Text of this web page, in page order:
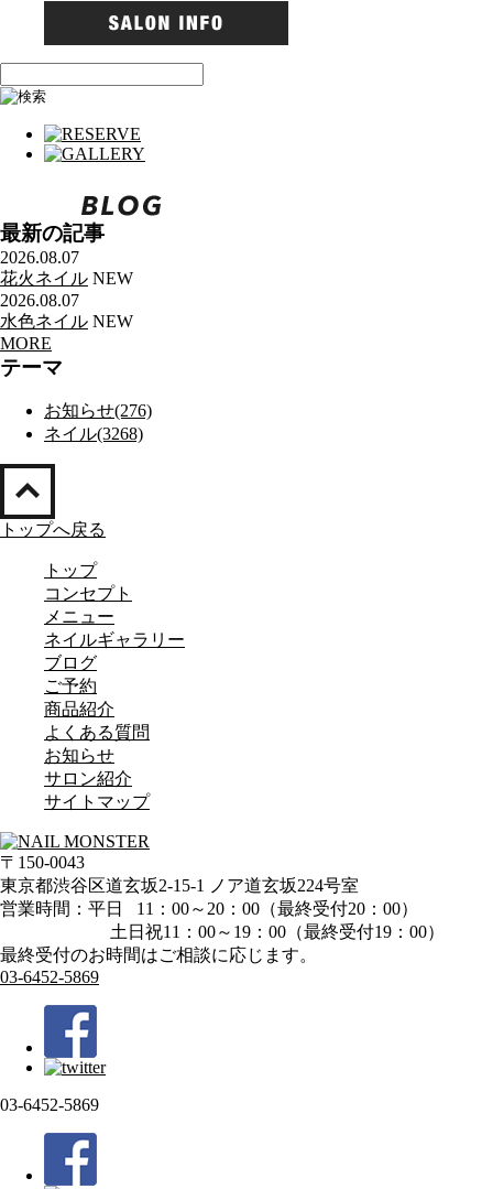
最新の記事
2026.08.07
花火ネイル NEW
2026.08.07
水色ネイル NEW
MORE
テーマ
お知らせ(276)
ネイル(3268)
トップへ戻る
トップ
コンセプト
メニュー
ネイルギャラリー
ブログ
ご予約
商品紹介
よくある質問
お知らせ
サロン紹介
サイトマップ
〒150-0043
東京都渋谷区道玄坂2-15-1 ノア道玄坂224号室
営業時間：平日 11：00～20：00（最終受付20：00）
土日祝11：00～19：00（最終受付19：00）
最終受付のお時間はご相談に応じます。
03-6452-5869
03-6452-5869